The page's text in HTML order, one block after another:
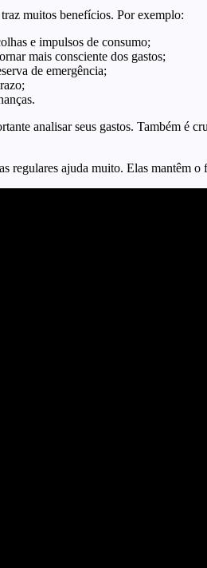
traz muitos benefícios. Por exemplo:
e impulsos de consumo;
mais consciente dos gastos;
de emergência;
analisar seus gastos. Também é
regulares ajuda muito. Elas mantêm o